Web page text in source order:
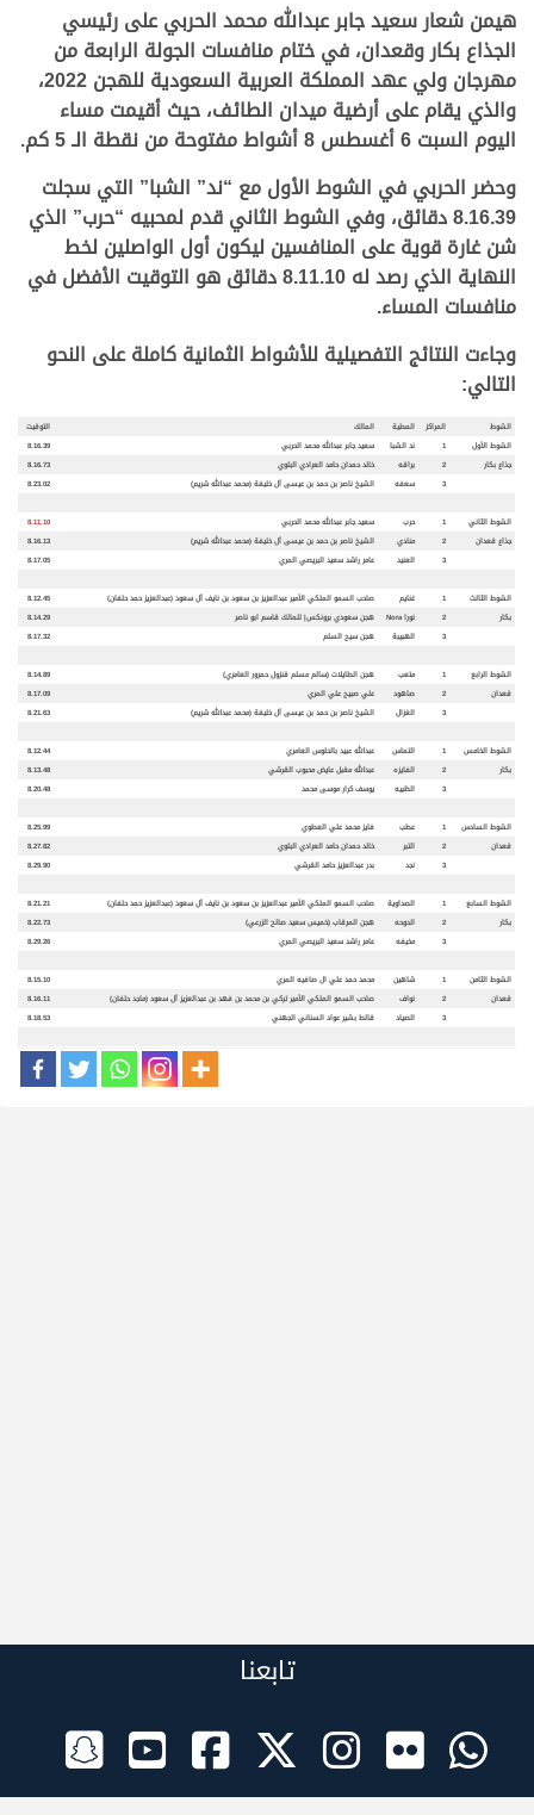
هيمن شعار سعيد جابر عبدالله محمد الحربي على رئيسي
الجذاع بكار وقعدان، في ختام منافسات الجولة الرابعة من
مهرجان ولي عهد المملكة العربية السعودية للهجن 2022،
والذي يقام على أرضية ميدان الطائف، حيث أقيمت مساء
اليوم السبت 6 أغسطس 8 أشواط مفتوحة من نقطة الـ 5 كم.
وحضر الحربي في الشوط الأول مع “ند” الشبا” التي سجلت
8.16.39 دقائق، وفي الشوط الثاني قدم لمحبيه “حرب” الذي
شن غارة قوية على المنافسين ليكون أول الواصلين لخط
النهاية الذي رصد له 8.11.10 دقائق هو التوقيت الأفضل في
منافسات المساء.
وجاءت النتائج التفصيلية للأشواط الثمانية كاملة على النحو
التالي:
الشوط المراكز المطية المالك
التوقيت
الشوط الأول
1 ند الشبا سعيد جابر عبدالله محمد الحربي
8.16.39
جذاع بكار
2 براقه خالد حمدان حامد العرادي البلوي
8.16.73
3
سعفه الشيخ ناصر بن حمد بن عيسى آل خليفة (محمد عبدالله شريم) 8.23.02
الشوط الثاني 1 حرب سعيد جابر عبدالله محمد الحربي
8.11.10
جذاع قعدان
2 منادي الشيخ ناصر بن حمد بن عيسى آل خليفة (محمد عبدالله شريم)
8.16.13
3
العنيد عامر راشد سعيد البريصي المري 8.17.05
الشوط الثالث 1 غنايم صاحب السمو الملكي الأمير عبدالعزيز بن سعود بن نايف آل سعود (عبدالعزيز حمد حلفان)
8.12.45
بكار
2 نوراNora هجن سعودي برونكس| للمالك قاسم ابو ناصر
8.14.29
3
الهبيبة هجن سيح السلم 8.17.32
الشوط الرابع 1 متعب هجن الطايلات (سالم مسلم قنزول حمرور العامري)
8.14.89
قعدان
2 صاهود علي صبيح علي المري
8.17.09
3
الغزال الشيخ ناصر بن حمد بن عيسى آل خليفة (محمد عبدالله شريم) 8.21.63
الشوط الخامس 1 التماس عبدالله عبيد بالحلوس العامري
8.12.44
بكار
2 الفايزه عبدالله مقبل عايض محبوب القرشي
8.13.48
3
الظبيه يوسف كرار موسى محمد 8.20.48
الشوط السادس 1 عطب فايز محمد علي العطوي
8.25.99
قعدان
2 التبر خالد حمدان حامد العرادي البلوي
8.27.82
3
نجد بدر عبدالعزيز حامد القرشي 8.29.90
الشوط السابع 1 الصداوية صاحب السمو الملكي الأمير عبدالعزيز بن سعود بن نايف آل سعود (عبدالعزيز حمد حلفان)
8.21.21
بكار
2 الدوحه هجن المرقاب (خميس سعيد صالح الزرعي)
8.22.73
3
مخيفه عامر راشد سعيد البريصي المري 8.29.26
الشوط الثامن 1 شاهين محمد حمد علي ال صافيه المري
8.15.10
قعدان
2 نواف صاحب السمو الملكي الأمير تركي بن محمد بن فهد بن عبدالعزيز آل سعود (ماجد حلفان)
8.16.11
3
الصياد قالط بشير عواد السناني الجهني 8.18.53
تابعنا